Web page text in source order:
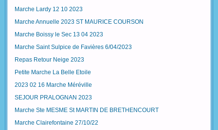
Marche Lardy 12 10 2023
Marche Annuelle 2023 ST MAURICE COURSON
Marche Boissy le Sec 13 04 2023
Marche Saint Sulpice de Favières 6/04/2023
Repas Retour Neige 2023
Petite Marche La Belle Etoile
2023 02 16 Marche Méréville
SEJOUR PRALOGNAN 2023
Marche Ste MESME St MARTIN DE BRETHENCOURT
Marche Clairefontaine 27/10/22